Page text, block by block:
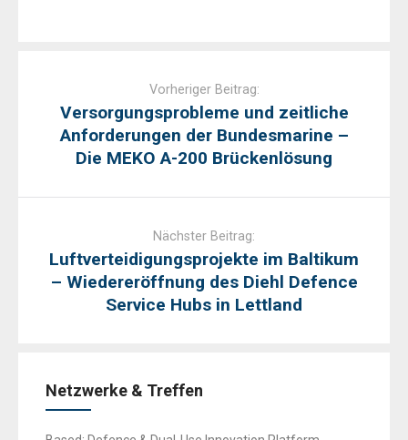
Vorheriger Beitrag:
Versorgungsprobleme und zeitliche
Anforderungen der Bundesmarine –
Die MEKO A-200 Brückenlösung
Nächster Beitrag:
Luftverteidigungsprojekte im Baltikum
– Wiedereröffnung des Diehl Defence
Service Hubs in Lettland
Netzwerke & Treffen